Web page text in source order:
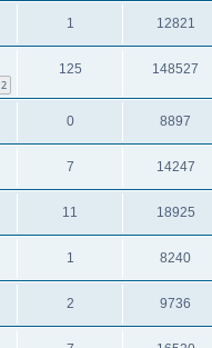
1 12821
2
125 148527
0 8897
7 14247
11 18925
1 8240
2 9736